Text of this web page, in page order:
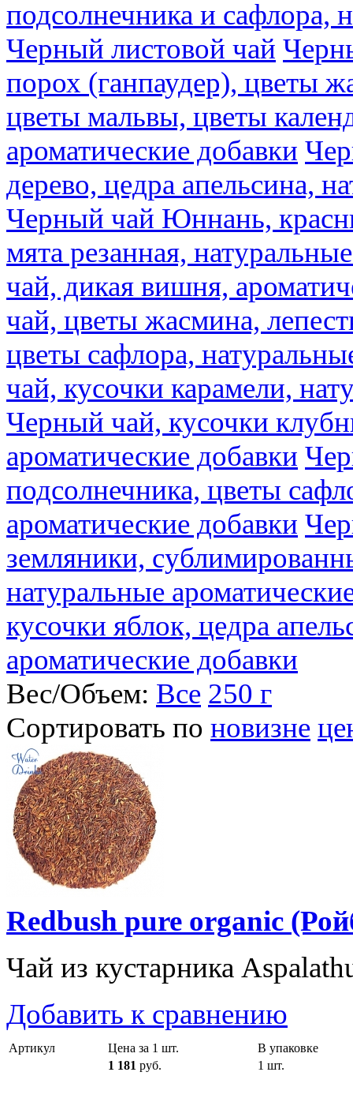
подсолнечника и сафлора,
Черный листовой чай
порох (ганпаудер), цветы
цветы мальвы, цветы
ароматические добавки
дерево, цедра апельсина,
Черный чай Юннань,
мята резанная,
чай, дикая вишня,
чай, цветы жасмина,
цветы сафлора,
чай, кусочки карамели,
Черный чай, кусочки
ароматические добавки
подсолнечника, цветы
ароматические добавки
земляники,
натуральные
кусочки яблок, цедра
ароматические добавки
Вес/Объем: Все 250 г
Сортировать по новизне
Redbush pure organic
Чай из кустарника
Добавить к сравнению
Артикул Цена за 1 шт.
В упаковке
1 181 руб. 1 шт.